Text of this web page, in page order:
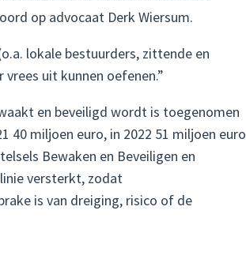
op advocaat Derk Wiersum.
lokale bestuurders, zittende en
uit kunnen oefenen.”
en beveiligd wordt is toegenomen
40 miljoen euro, in 2022 51 miljoen euro
Bewaken en Beveiligen en
versterkt, zodat
is van dreiging, risico of de